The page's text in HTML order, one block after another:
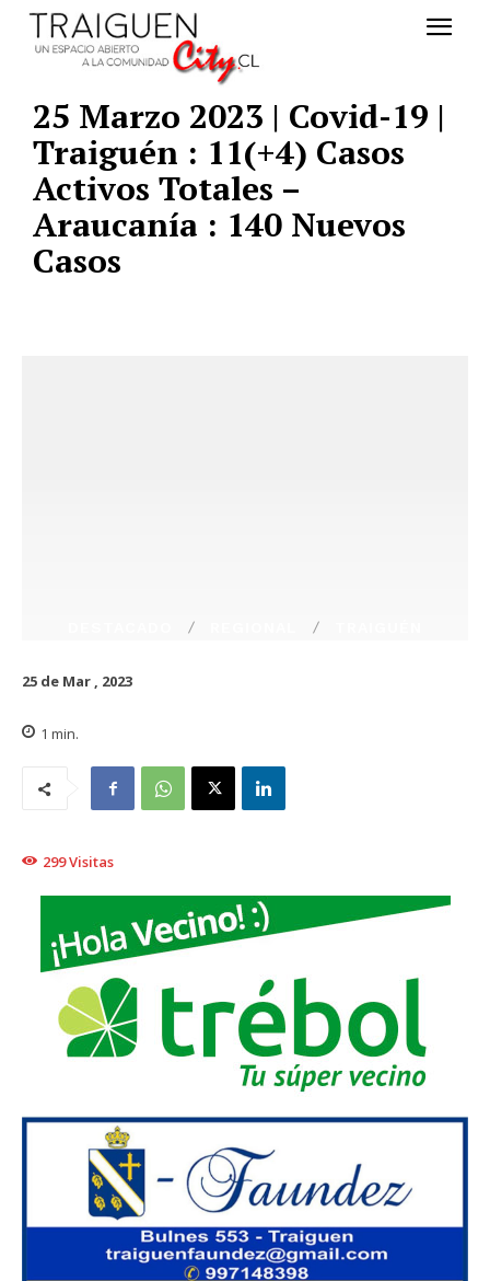
25 Marzo 2023 | Covid-19 |
Traiguén : 11(+4) Casos
Activos Totales –
Araucanía : 140 Nuevos
Casos
25 de Mar , 2023
1 min.
299Visitas